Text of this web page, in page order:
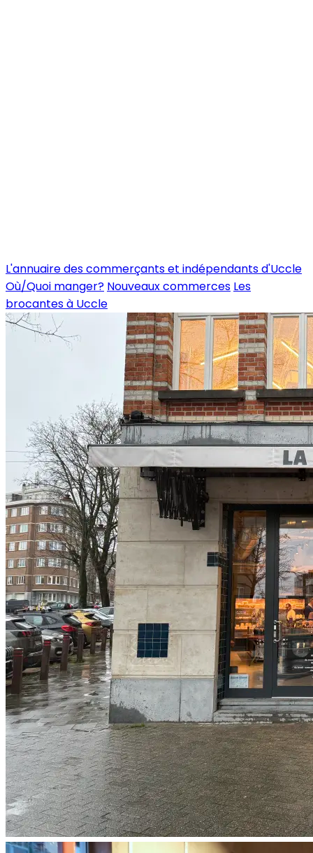
L'annuaire des commerçants et indépendants d'Uccle
Où/Quoi manger? Nouveaux commerces Les
brocantes à Uccle